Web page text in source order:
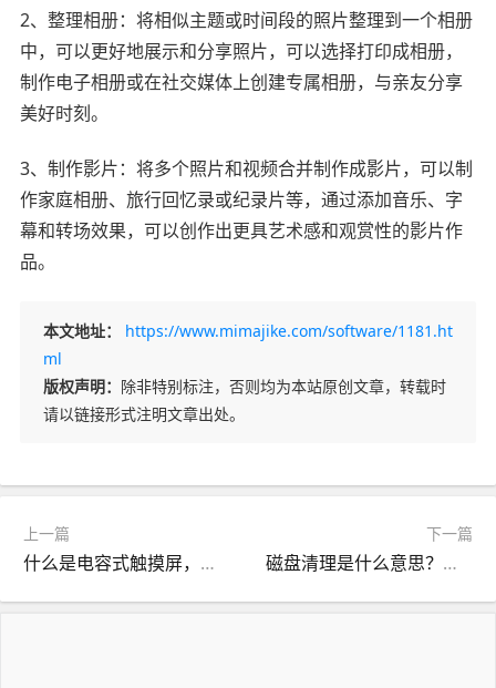
2、整理相册：将相似主题或时间段的照片整理到一个相册
中，可以更好地展示和分享照片，可以选择打印成相册，
制作电子相册或在社交媒体上创建专属相册，与亲友分享
美好时刻。
3、制作影片：将多个照片和视频合并制作成影片，可以制
作家庭相册、旅行回忆录或纪录片等，通过添加音乐、字
幕和转场效果，可以创作出更具艺术感和观赏性的影片作
品。
本文地址：
https://www.mimajike.com/software/1181.ht
ml
版权声明： 除非特别标注，否则均为本站原创文章，转载时
请以链接形式注明文章出处。
上一篇
什么是电容式触摸屏，它与电阻式触摸屏的区别？
下一篇
磁盘清理是什么意思？如何有效进行磁盘清理？